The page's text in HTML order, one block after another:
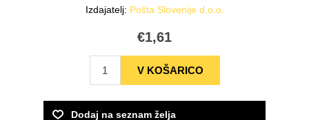
Izdajatelj: Pošta Slovenije d.o.o.
€1,61